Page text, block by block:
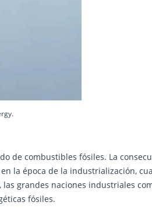
de combustibles fósiles. La
la época de la industrialización,
grandes naciones industriales
fósiles.